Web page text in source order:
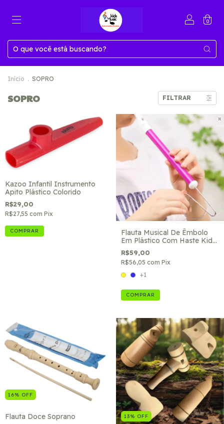
0
Início . SOPRO
SOPRO FILTRAR
Kazoo Infantil Instrumento
Apito Plástico Colorido
R$29,00
R$27,55 com Pix
COMPRAR
Flauta Musical De Êmbolo
Em Plástico Com Haste Kids
Music
R$59,00
R$56,05 com Pix
+1
COMPRAR
16% OFF
Flauta Doce Soprano 13% OFF